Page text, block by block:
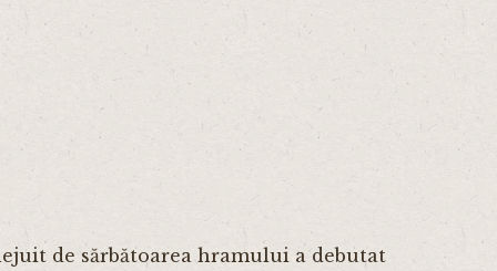
de sărbătoarea hramului a debutat